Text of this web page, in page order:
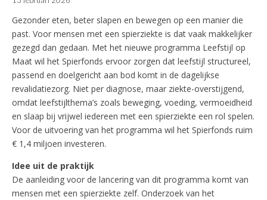
Gezonder eten, beter slapen en bewegen op een manier die
past. Voor mensen met een spierziekte is dat vaak makkelijker
gezegd dan gedaan. Met het nieuwe programma Leefstijl op
Maat wil het Spierfonds ervoor zorgen dat leefstijl structureel,
passend en doelgericht aan bod komt in de dagelijkse
revalidatiezorg. Niet per diagnose, maar ziekte-overstijgend,
omdat leefstijlthema’s zoals beweging, voeding, vermoeidheid
en slaap bij vrijwel iedereen met een spierziekte een rol spelen.
Voor de uitvoering van het programma wil het Spierfonds ruim
€ 1,4 miljoen investeren.
Idee uit de praktijk
De aanleiding voor de lancering van dit programma komt van
mensen met een spierziekte zelf. Onderzoek van het